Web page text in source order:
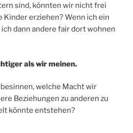
sind, könnten wir nicht frei
Kinder erziehen? Wenn ich ein
dann andere fair dort wohnen
als wir meinen.
welche Macht wir
Beziehungen zu anderen zu
könnte entstehen?